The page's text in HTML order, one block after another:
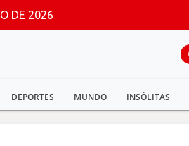
DE 2026
DEPORTES MUNDO INSÓLITAS